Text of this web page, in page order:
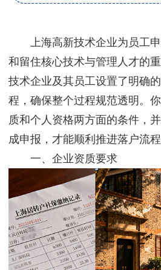
案
客
好
评
资
讯
联
系
我
们
上海高新技术企业为员工申
和留住核心技术与管理人才的
技术企业及其员工设置了明确
程，确保整个过程规范透明。
质和个人资格两方面的条件，
成申报，才能顺利推进落户流程
一、企业资质要求